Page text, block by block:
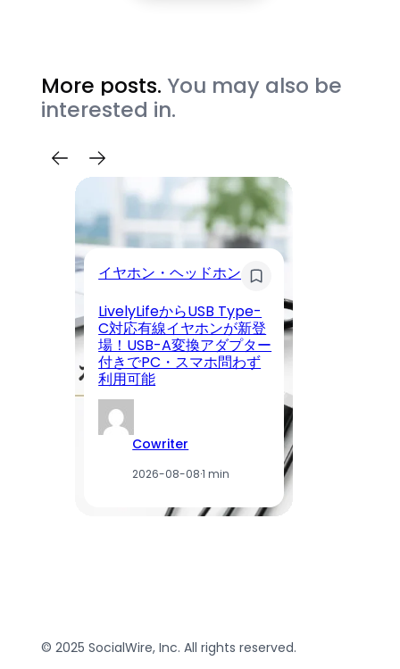
More posts. You may also be
interested in.
イヤホン・ヘッドホン
LivelyLifeからUSB Type-
C対応有線イヤホンが新登
場！USB-A変換アダプター
付きでPC・スマホ問わず
利用可能
Cowriter
2026-08-08·1 min
© 2025 SocialWire, Inc. All rights reserved.